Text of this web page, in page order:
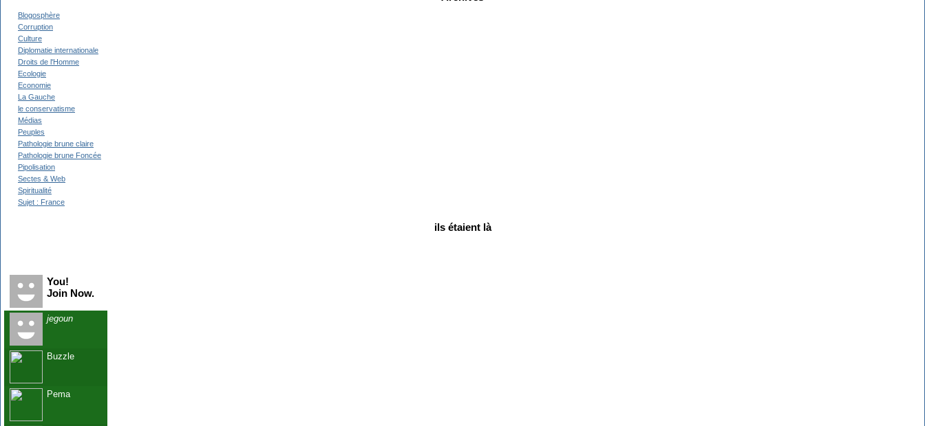
Blogosphère
Corruption
Culture
Diplomatie internationale
Droits de l'Homme
Ecologie
Economie
La Gauche
le conservatisme
Médias
Peuples
Pathologie brune claire
Pathologie brune Foncée
Pipolisation
Sectes & Web
Spiritualité
Sujet : France
ils étaient là
You!
Join Now.
jegoun
Buzzle
Pema